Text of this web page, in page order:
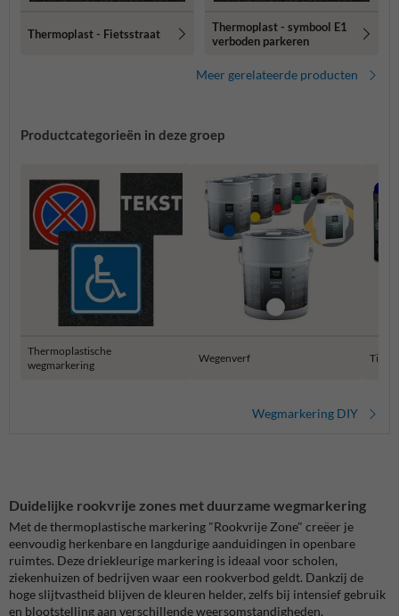
Thermoplast - Fietsstraat
Thermoplast - symbool E1
verboden parkeren
Meer gerelateerde producten
Productcategorieën in deze groep
Thermoplastische
wegmarkering
Wegenverf
Wegmarkering DIY
Duidelijke rookvrije zones met duurzame wegmarkering
Met de thermoplastische markering "Rookvrije Zone" creëer je
eenvoudig herkenbare en langdurige aanduidingen in openbare
ruimtes. Deze driekleurige markering is ideaal voor scholen,
ziekenhuizen of bedrijven waar een rookverbod geldt. Dankzij de
hoge slijtvastheid blijven de kleuren helder, zelfs bij intensief gebruik
en blootstelling aan verschillende weersomstandigheden.